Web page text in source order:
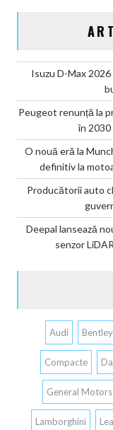
Isuzu D-Max
Peugeot renunță la
în 2030
O nouă eră la
definitiv la
Producătorii auto
Deepal lansează
senzor
Audi Bentley
Compacte
General Motors
Lamborghini